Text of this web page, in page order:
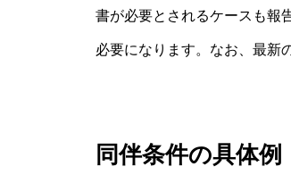
書が必要とされるケースも報
必要になります。なお、最新
同伴条件の具体例